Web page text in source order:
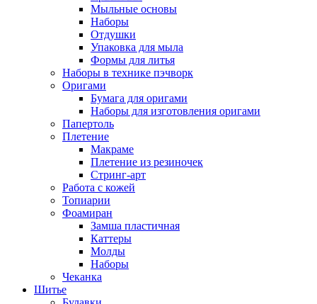
Мыльные основы
Наборы
Отдушки
Упаковка для мыла
Формы для литья
Наборы в технике пэчворк
Оригами
Бумага для оригами
Наборы для изготовления оригами
Папертоль
Плетение
Макраме
Плетение из резиночек
Стринг-арт
Работа с кожей
Топиарии
Фоамиран
Замша пластичная
Каттеры
Молды
Наборы
Чеканка
Шитье